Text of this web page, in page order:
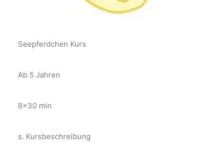
Seepferdchen Kurs
Ab 5 Jahren
8×30 min
s. Kursbeschreibung